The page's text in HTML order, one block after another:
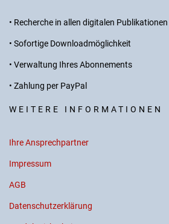
• Recherche in allen digitalen Publikationen
• Sofortige Downloadmöglichkeit
• Verwaltung Ihres Abonnements
• Zahlung per PayPal
WEITERE INFORMATIONEN
Ihre Ansprechpartner
Impressum
AGB
Datenschutzerklärung